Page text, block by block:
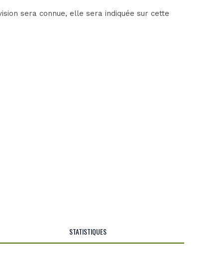
sera connue, elle sera indiquée sur cette
STATISTIQUES